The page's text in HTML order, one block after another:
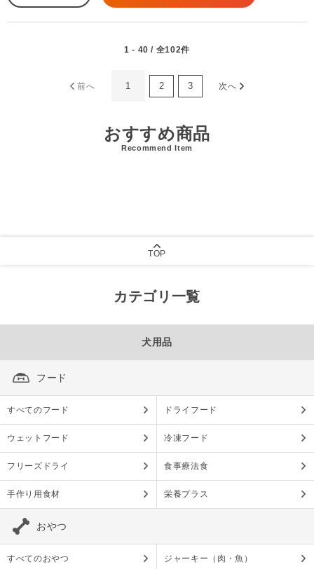
1 - 40 / 全102件
前へ 1 2 3 次へ
おすすめ商品
Recommend Item
TOP
カテゴリ一覧
犬用品
フード
すべてのフード ドライフード
ウェットフード 冷凍フード
フリーズドライ 食事療法食
手作り用食材 栄養プラス
おやつ
すべてのおやつ ジャーキー（肉・魚）